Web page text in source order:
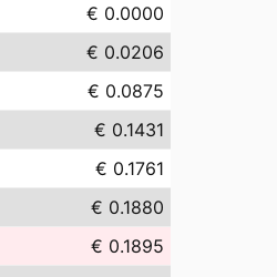
€ 0.0000
€ 0.0206
€ 0.0875
€ 0.1431
€ 0.1761
€ 0.1880
€ 0.1895